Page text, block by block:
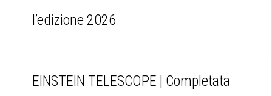
l’edizione 2026
EINSTEIN TELESCOPE | Completata